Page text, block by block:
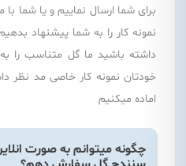
برای شما ارسال نماییم و یا شما
نمونه کار را به شما پیشنهاد
داشته باشید ما گل متناسب را
خودتان نمونه کار خاصی مد نظر
اماده میکنیم
چگونه میتوانم به صورت